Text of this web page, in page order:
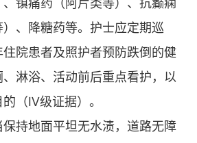
镇痛药（阿片类等）、抗癫痫
、降糖药等。护士应定期巡
院患者及照护者预防跌倒的健
淋浴、活动前后重点看护，以
（Ⅳ级证据）。
持地面平坦无水渍，道路无障